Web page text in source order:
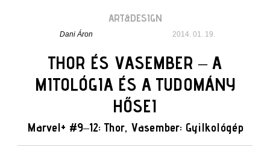
ART&DESIGN
Dani Áron 2014. 01. 19.
THOR ÉS VASEMBER – A
MITOLÓGIA ÉS A TUDOMÁNY
HŐSEI
Marvel+ #9–12: Thor, Vasember: Gyilkológép